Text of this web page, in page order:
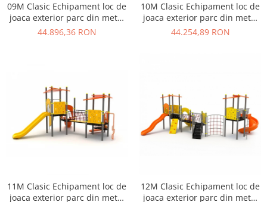
09M Clasic Echipament loc de
joaca exterior parc din metal
cu Scara 2 Tobogane 2
44.896,36 RON
10M Clasic Echipament loc de
joaca exterior parc din metal
cu Scara 3 Tobogane si
44.254,89 RON
11M Clasic Echipament loc de
joaca exterior parc din metal
12M Clasic Echipament loc de
joaca exterior parc din metal